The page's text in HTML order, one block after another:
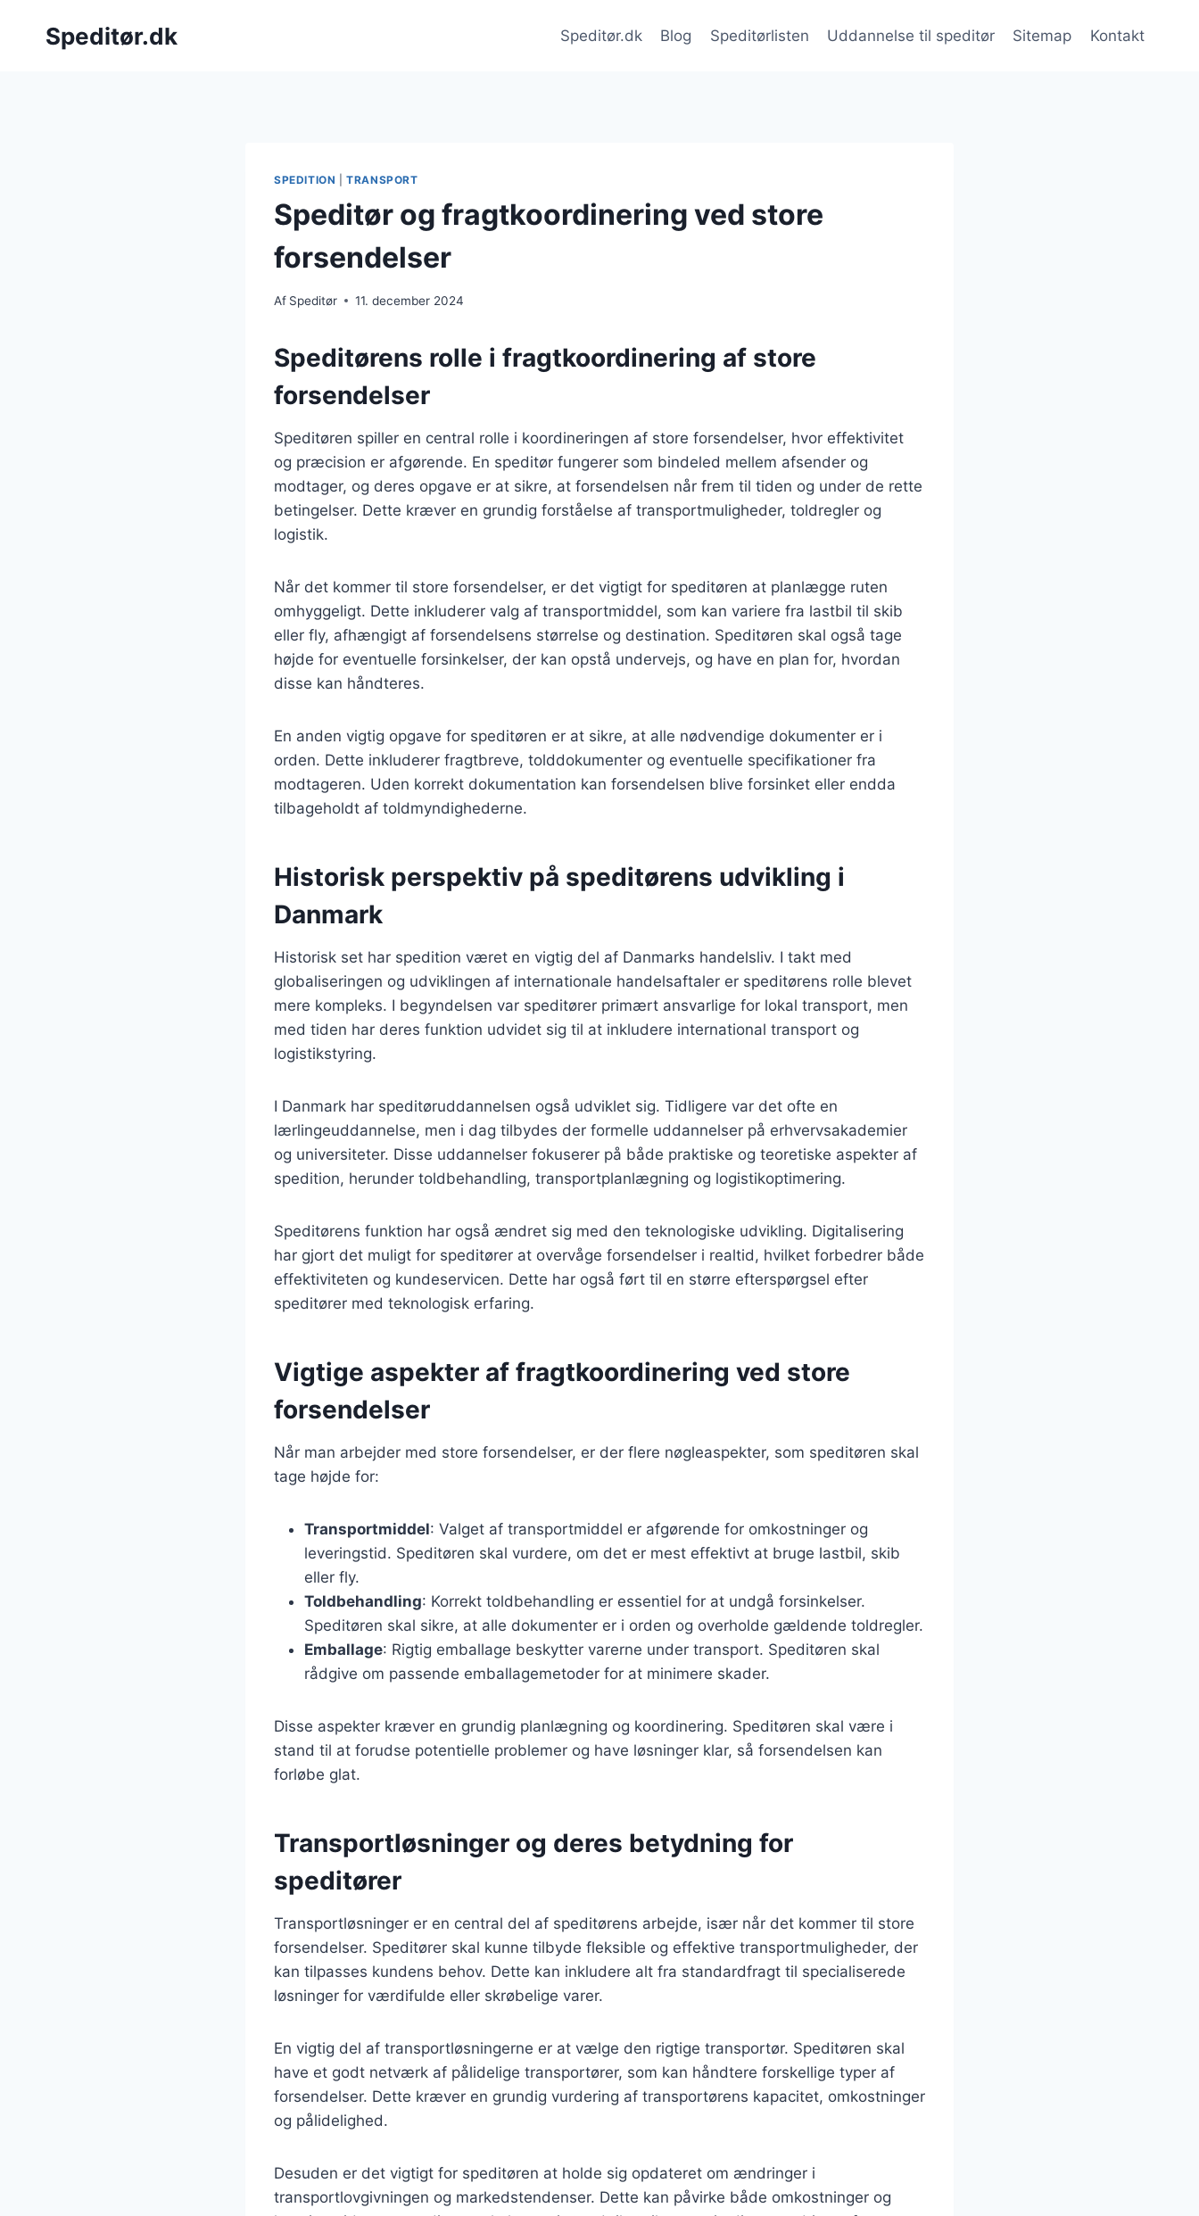
Speditør.dk Speditør.dk Blog Speditørlisten Uddannelse til speditør Sitemap Kontakt
SPEDITION |TRANSPORT
Speditør og fragtkoordinering ved store
forsendelser
Af Speditør 11. december 2024
Speditørens rolle i fragtkoordinering af store
forsendelser
Speditøren spiller en central rolle i koordineringen af store forsendelser, hvor effektivitet
og præcision er afgørende. En speditør fungerer som bindeled mellem afsender og
modtager, og deres opgave er at sikre, at forsendelsen når frem til tiden og under de rette
betingelser. Dette kræver en grundig forståelse af transportmuligheder, toldregler og
logistik.
Når det kommer til store forsendelser, er det vigtigt for speditøren at planlægge ruten
omhyggeligt. Dette inkluderer valg af transportmiddel, som kan variere fra lastbil til skib
eller fly, afhængigt af forsendelsens størrelse og destination. Speditøren skal også tage
højde for eventuelle forsinkelser, der kan opstå undervejs, og have en plan for, hvordan
disse kan håndteres.
En anden vigtig opgave for speditøren er at sikre, at alle nødvendige dokumenter er i
orden. Dette inkluderer fragtbreve, tolddokumenter og eventuelle specifikationer fra
modtageren. Uden korrekt dokumentation kan forsendelsen blive forsinket eller endda
tilbageholdt af toldmyndighederne.
Historisk perspektiv på speditørens udvikling i
Danmark
Historisk set har spedition været en vigtig del af Danmarks handelsliv. I takt med
globaliseringen og udviklingen af internationale handelsaftaler er speditørens rolle blevet
mere kompleks. I begyndelsen var speditører primært ansvarlige for lokal transport, men
med tiden har deres funktion udvidet sig til at inkludere international transport og
logistikstyring.
I Danmark har speditøruddannelsen også udviklet sig. Tidligere var det ofte en
lærlingeuddannelse, men i dag tilbydes der formelle uddannelser på erhvervsakademier
og universiteter. Disse uddannelser fokuserer på både praktiske og teoretiske aspekter af
spedition, herunder toldbehandling, transportplanlægning og logistikoptimering.
Speditørens funktion har også ændret sig med den teknologiske udvikling. Digitalisering
har gjort det muligt for speditører at overvåge forsendelser i realtid, hvilket forbedrer både
effektiviteten og kundeservicen. Dette har også ført til en større efterspørgsel efter
speditører med teknologisk erfaring.
Vigtige aspekter af fragtkoordinering ved store
forsendelser
Når man arbejder med store forsendelser, er der flere nøgleaspekter, som speditøren skal
tage højde for:
Transportmiddel: Valget af transportmiddel er afgørende for omkostninger og
leveringstid. Speditøren skal vurdere, om det er mest effektivt at bruge lastbil, skib
eller fly.
Toldbehandling: Korrekt toldbehandling er essentiel for at undgå forsinkelser.
Speditøren skal sikre, at alle dokumenter er i orden og overholde gældende toldregler.
Emballage: Rigtig emballage beskytter varerne under transport. Speditøren skal
rådgive om passende emballagemetoder for at minimere skader.
Disse aspekter kræver en grundig planlægning og koordinering. Speditøren skal være i
stand til at forudse potentielle problemer og have løsninger klar, så forsendelsen kan
forløbe glat.
Transportløsninger og deres betydning for
speditører
Transportløsninger er en central del af speditørens arbejde, især når det kommer til store
forsendelser. Speditører skal kunne tilbyde fleksible og effektive transportmuligheder, der
kan tilpasses kundens behov. Dette kan inkludere alt fra standardfragt til specialiserede
løsninger for værdifulde eller skrøbelige varer.
En vigtig del af transportløsningerne er at vælge den rigtige transportør. Speditøren skal
have et godt netværk af pålidelige transportører, som kan håndtere forskellige typer af
forsendelser. Dette kræver en grundig vurdering af transportørens kapacitet, omkostninger
og pålidelighed.
Desuden er det vigtigt for speditøren at holde sig opdateret om ændringer i
transportlovgivningen og markedstendenser. Dette kan påvirke både omkostninger og